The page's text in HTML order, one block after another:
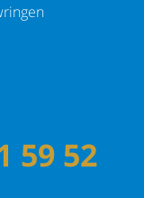
59 52